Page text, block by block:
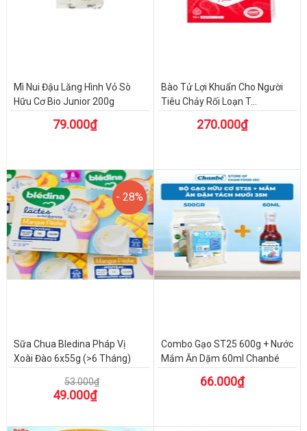
Mì Nui Đậu Lăng Hình Vỏ Sò
Hữu Cơ Bio Junior 200g
79.000₫
Bào Tử Lợi Khuẩn Cho Người
Tiêu Chảy Rối Loạn T...
270.000₫
- 28%
Sữa Chua Bledina Pháp Vị
Xoài Đào 6x55g (>6 Tháng)
53.000₫
49.000₫
- 28%
Combo Gạo ST25 600g + Nước
Mắm Ăn Dặm 60ml Chanbé
66.000₫